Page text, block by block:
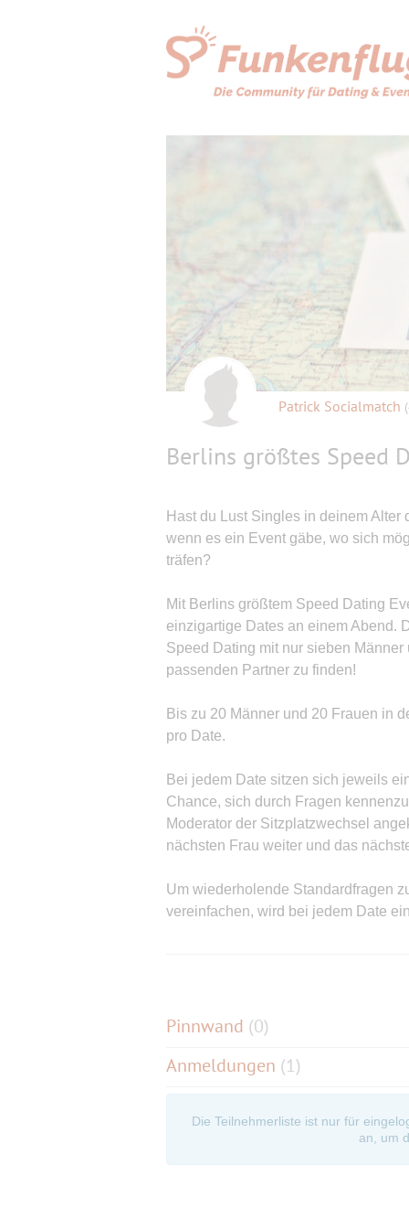
Patrick Socialmatch
Berlins größtes Speed
Hast du Lust Singles in deinem
wenn es ein Event gäbe, wo sich
träfen?
Mit Berlins größtem Speed Dating
einzigartige Dates an einem Abend.
Speed Dating mit nur sieben
passenden Partner zu finden!
Bis zu 20 Männer und 20 Frauen in
pro Date.
Bei jedem Date sitzen sich jeweils
Chance, sich durch Fragen
Moderator der Sitzplatzwechsel
nächsten Frau weiter und das
Um wiederholende Standardfragen
vereinfachen, wird bei jedem Date
wiedersehen willst und bekommst
mit deiner Wunschperson in Kontakt
anderen Teilnehmer durch das Event.
Pinnwand (0)
Anmeldungen (1)
Die Teilnehmerliste ist nur für
an, um